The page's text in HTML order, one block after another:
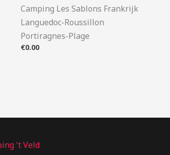
Camping Les Sablons Frankrijk
Languedoc-Roussillon
Portiragnes-Plage
€0.00